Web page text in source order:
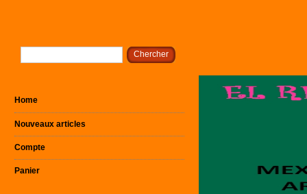
Home
Nouveaux articles
Compte
Panier